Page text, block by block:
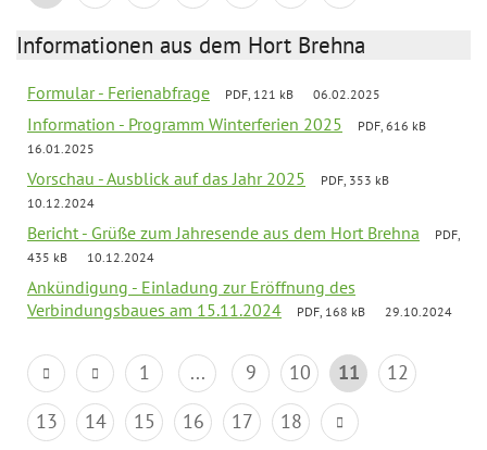
Informationen aus dem Hort Brehna
Formular - Ferienabfrage PDF, 121 kB 06.02.2025
Information - Programm Winterferien 2025
PDF, 616 kB
16.01.2025
Vorschau - Ausblick auf das Jahr 2025
PDF, 353 kB
10.12.2024
Bericht - Grüße zum Jahresende aus dem Hort Brehna
PDF,
435 kB
10.12.2024
Ankündigung - Einladung zur Eröffnung des
Verbindungsbaues am 15.11.2024
PDF, 168 kB 29.10.2024
1 ... 9 10 11
12
13
14 15 16 17 18